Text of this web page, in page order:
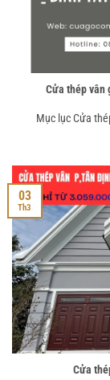
Cửa thép vân
Mục lục Cửa
Cửa
03
Th3